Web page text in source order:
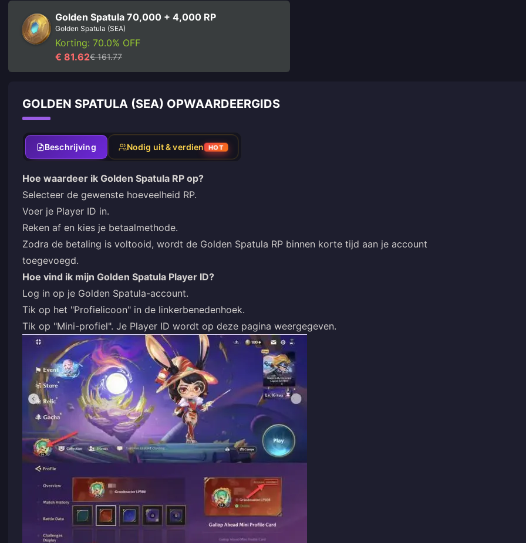
Golden Spatula 70,000 + 4,000 RP
Golden Spatula (SEA)
Korting: 70.0% OFF
€ 81.62€ 161.77
GOLDEN SPATULA (SEA) OPWAARDEERGIDS
Beschrijving Nodig uit & verdien HOT
Hoe waardeer ik Golden Spatula RP op?
Selecteer de gewenste hoeveelheid RP.
Voer je Player ID in.
Reken af en kies je betaalmethode.
Zodra de betaling is voltooid, wordt de Golden Spatula RP binnen korte tijd aan je account
toegevoegd.
Hoe vind ik mijn Golden Spatula Player ID?
Log in op je Golden Spatula-account.
Tik op het "Profielicoon" in de linkerbenedenhoek.
Tik op "Mini-profiel". Je Player ID wordt op deze pagina weergegeven.